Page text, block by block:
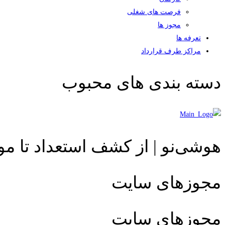
فرصت های شغلی
مجوز ها
تعرفه ها
مراکز طرف قرارداد
دسته بندی های محبوب
هوشی‌نو | از کشف استعداد تا
مجوزهای سایت
مجوزهای سایت